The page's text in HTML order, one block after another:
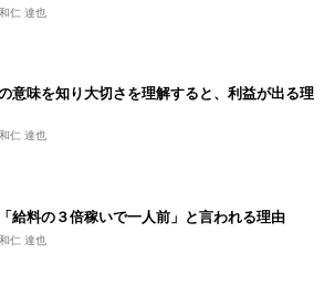
仁 達也
意味を知り大切さを理解すると、利益が出る理
仁 達也
給料の３倍稼いで一人前」と言われる理由
仁 達也